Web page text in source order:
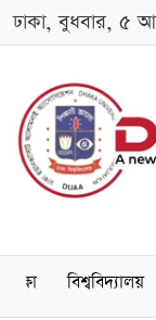
ঢাকা, বুধবার, ৫
শিক্ষা বিশ্ববিদ্যালয়